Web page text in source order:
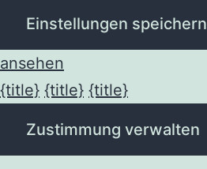
Einstellungen speichern
ansehen
{title} {title} {title}
Zustimmung verwalten